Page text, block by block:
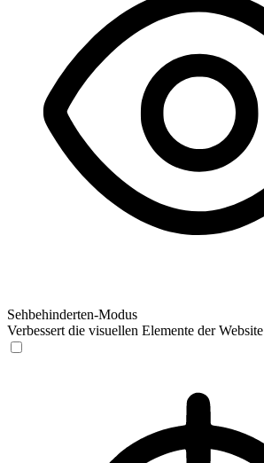
Sehbehinderten-Modus
Verbessert die visuellen Elemente der Website